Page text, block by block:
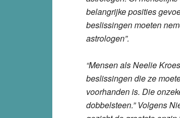
belangrijke posities
beslissingen moeten
astrologen”.
“Mensen als Neelie
beslissingen die ze
voorhanden is. Die
dobbelsteen.” Volgens